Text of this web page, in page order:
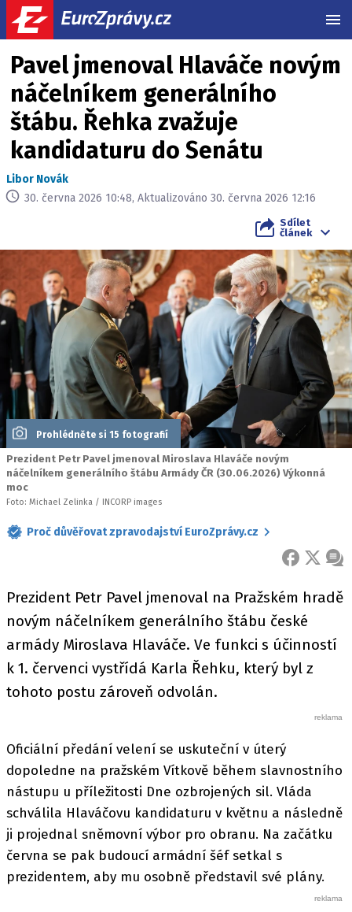
Pavel jmenoval Hlaváče novým
náčelníkem generálního
štábu. Řehka zvažuje
kandidaturu do Senátu
Libor Novák
30. června 2026 10:48, Aktualizováno 30. června 2026 12:16
Sdílet
článek
Prohlédněte si 15 fotografií
Prezident Petr Pavel jmenoval Miroslava Hlaváče novým
náčelníkem generálního štábu Armády ČR (30.06.2026) Výkonná
moc
Foto: Michael Zelinka / INCORP images
Proč důvěřovat zpravodajství EuroZprávy.cz
FACEBOOK
X
Prezident Petr Pavel jmenoval na Pražském hradě
novým náčelníkem generálního štábu české
armády Miroslava Hlaváče. Ve funkci s účinností
k 1. červenci vystřídá Karla Řehku, který byl z
tohoto postu zároveň odvolán.
Oficiální předání velení se uskuteční v úterý
dopoledne na pražském Vítkově během slavnostního
nástupu u příležitosti Dne ozbrojených sil. Vláda
schválila Hlaváčovu kandidaturu v květnu a následně
ji projednal sněmovní výbor pro obranu. Na začátku
června se pak budoucí armádní šéf setkal s
prezidentem, aby mu osobně představil své plány.